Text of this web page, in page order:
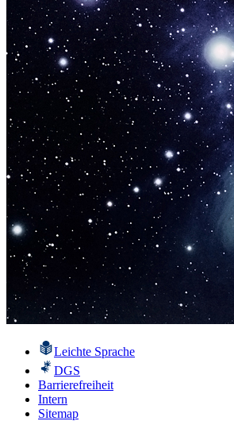
Leichte Sprache
DGS
Barrierefreiheit
Intern
Sitemap